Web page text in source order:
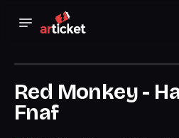
Red Monkey -
Fnaf